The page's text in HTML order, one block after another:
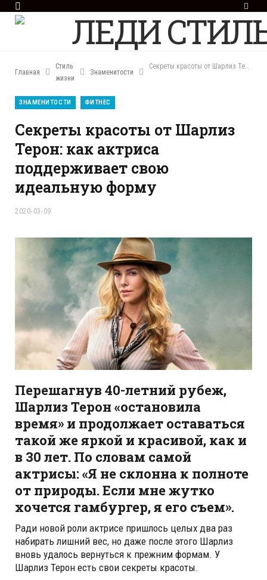
e
Главная
Стиль
жизни
Знаменитости
Секреты красоты от Шарлиз Терон: как актриса поддерживает свою идеальную форму
ЗНАМЕНИТОСТИ ФИТНЕС
Секреты красоты от Шарлиз
Терон: как актриса
поддерживает свою
идеальную форму
2020-03-09
Перешагнув 40-летний рубеж,
Шарлиз Терон «остановила
время» и продолжает оставаться
такой же яркой и красивой, как и
в 30 лет. По словам самой
актрисы: «Я не склонна к полноте
от природы. Если мне жутко
хочется гамбургер, я его съем».
Ради новой роли актрисе пришлось целых два раз
набирать лишний вес, но даже после этого Шарлиз
вновь удалось вернуться к прежним формам. У
Шарлиз Терон есть свои секреты красоты.